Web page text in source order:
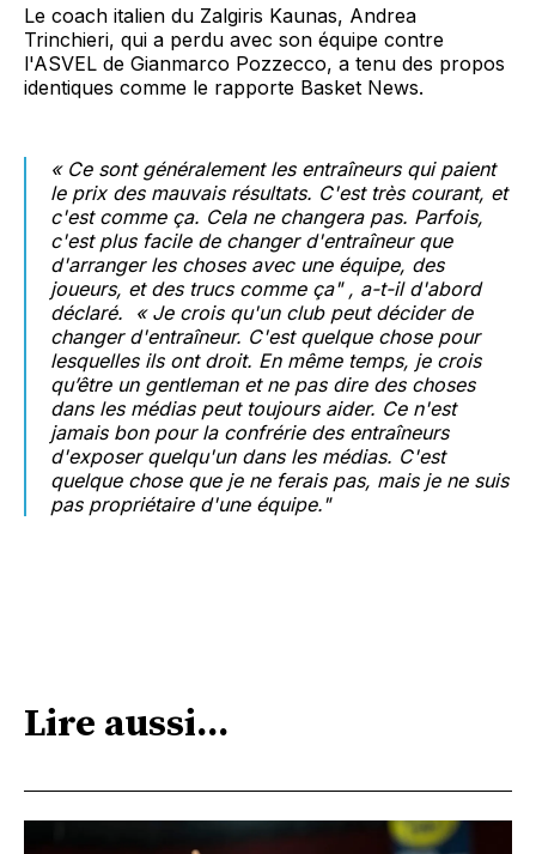
Le coach italien du Zalgiris Kaunas, Andrea
Trinchieri, qui a perdu avec son équipe contre
l'ASVEL de Gianmarco Pozzecco, a tenu des propos
identiques comme le rapporte Basket News.
« Ce sont généralement les entraîneurs qui paient
le prix des mauvais résultats. C'est très courant, et
c'est comme ça. Cela ne changera pas. Parfois,
c'est plus facile de changer d'entraîneur que
d'arranger les choses avec une équipe, des
joueurs, et des trucs comme ça", a-t-il d'abord
déclaré. « Je crois qu'un club peut décider de
changer d'entraîneur. C'est quelque chose pour
lesquelles ils ont droit. En même temps, je crois
qu’être un gentleman et ne pas dire des choses
dans les médias peut toujours aider. Ce n'est
jamais bon pour la confrérie des entraîneurs
d'exposer quelqu'un dans les médias. C'est
quelque chose que je ne ferais pas, mais je ne suis
pas propriétaire d'une équipe."
Lire aussi...